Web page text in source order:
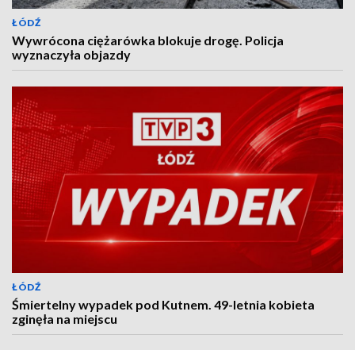
ŁÓDŹ
Wywrócona ciężarówka blokuje drogę. Policja
wyznaczyła objazdy
ŁÓDŹ
Śmiertelny wypadek pod Kutnem. 49-letnia kobieta
zginęła na miejscu